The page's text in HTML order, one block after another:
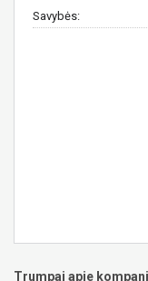
Savybės:
Trumpai apie